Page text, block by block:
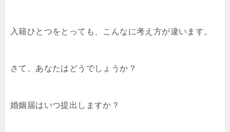
入籍ひとつをとっても、こんなに考え方が違います。
さて、あなたはどうでしょうか？
婚姻届はいつ提出しますか？